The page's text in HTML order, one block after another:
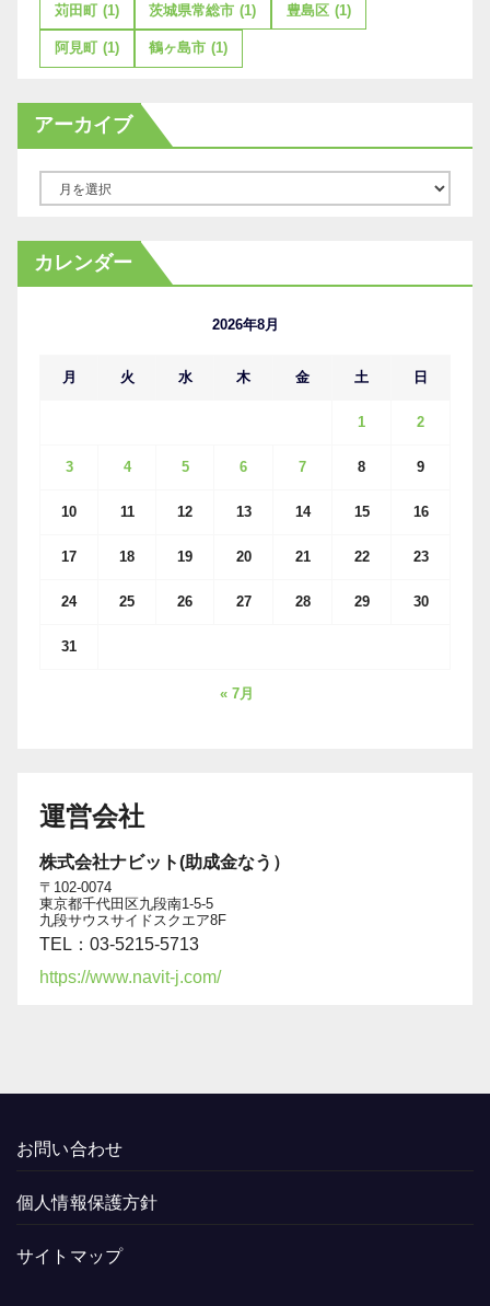
苅田町 (1) 茨城県常総市 (1) 豊島区 (1)
阿見町 (1) 鶴ヶ島市 (1)
アーカイブ
カ
イ
カレンダー
2026年8月
月 火 水 木 金 土 日
1 2
3 4 5 6 7 8 9
10 11 12 13 14 15 16
17 18 19 20 21 22 23
24 25 26 27 28 29 30
31
« 7月
運営会社
株式会社ナビット(助成金なう）
〒102-0074
東京都千代田区九段南1-5-5
九段サウスサイドスクエア8F
TEL：03-5215-5713
https://www.navit-j.com/
お問い合わせ
個人情報保護方針
サイトマップ